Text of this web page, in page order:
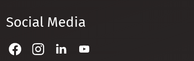
Social Media